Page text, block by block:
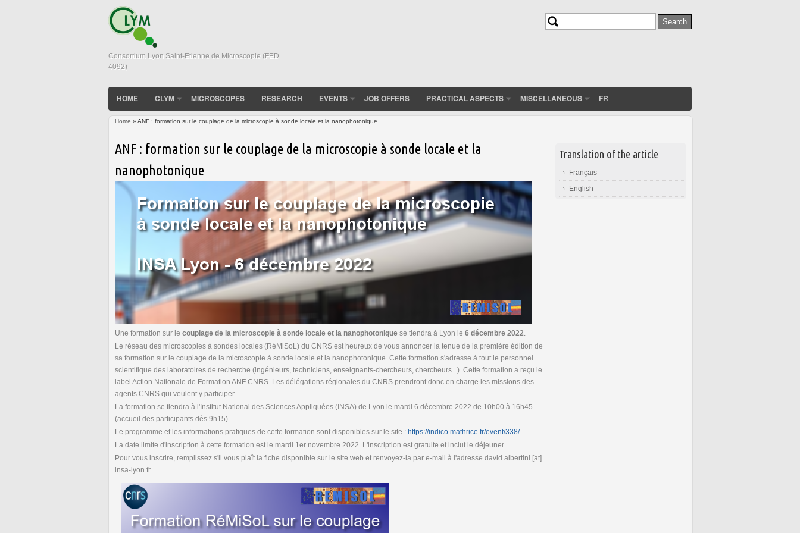
Consortium Lyon Saint-Etienne de Microscopie (FED
4092)
Search
HOME CLYM MICROSCOPES RESEARCH EVENTS JOB OFFERS PRACTICAL ASPECTS MISCELLANEOUS FR
Home » ANF : formation sur le couplage de la microscopie à sonde locale et la nanophotonique
ANF : formation sur le couplage de la microscopie à sonde locale et la
nanophotonique
Une formation sur le couplage de la microscopie à sonde locale et la nanophotonique se tiendra à Lyon le 6 décembre 2022
Le réseau des microscopies à sondes locales (RéMiSoL) du CNRS est heureux de vous annoncer la tenue de la première édition de
sa formation sur le couplage de la microscopie à sonde locale et la nanophotonique. Cette formation s'adresse à tout le personnel
scientifique des laboratoires de recherche (ingénieurs, techniciens, enseignants-chercheurs, chercheurs...). Cette formation a reçu le
label Action Nationale de Formation ANF CNRS. Les délégations régionales du CNRS prendront donc en charge les missions des
agents CNRS qui veulent y participer.
La formation se tiendra à l'Institut National des Sciences Appliquées (INSA) de Lyon le mardi 6 décembre 2022 de 10h00 à 16h45
(accueil des participants dès 9h15).
Le programme et les informations pratiques de cette formation sont disponibles sur le site : https://indico.mathrice.fr/event/338/
La date limite d'inscription à cette formation est le mardi 1er novembre 2022. L'inscription est gratuite et inclut le déjeuner.
Pour vous inscrire, remplissez s'il vous plaît la fiche disponible sur le site web et renvoyez-la par e-mail à l'adresse david.albertini [at]
insa-lyon.fr
Translation of the article
Français
English